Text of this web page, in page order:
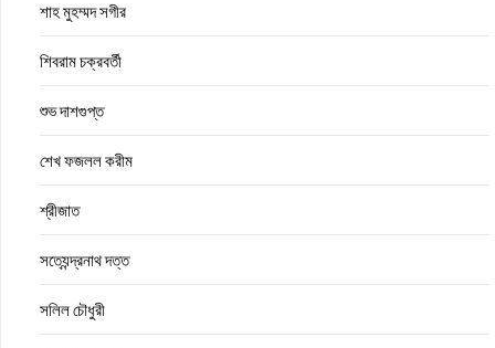
শাহ মুহম্মদ সগীর
শিবরাম চক্রবর্তী
শুভ দাশগুপ্ত
শেখ ফজলল করীম
শ্রীজাত
সত্যেন্দ্রনাথ দত্ত
সলিল চৌধুরী